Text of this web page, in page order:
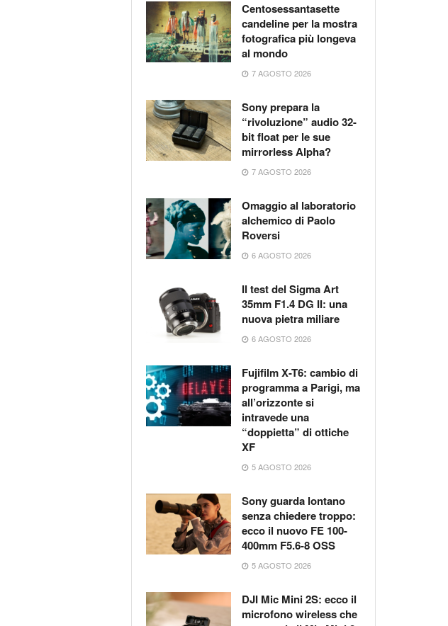
Centosessantasette
candeline per la mostra
fotografica più longeva
al mondo
7 AGOSTO 2026
Sony prepara la
“rivoluzione” audio 32-
bit float per le sue
mirrorless Alpha?
7 AGOSTO 2026
Omaggio al laboratorio
alchemico di Paolo
Roversi
6 AGOSTO 2026
Il test del Sigma Art
35mm F1.4 DG II: una
nuova pietra miliare
6 AGOSTO 2026
Fujifilm X-T6: cambio di
programma a Parigi, ma
all’orizzonte si
intravede una
“doppietta” di ottiche
XF
5 AGOSTO 2026
Sony guarda lontano
senza chiedere troppo:
ecco il nuovo FE 100-
400mm F5.6-8 OSS
5 AGOSTO 2026
DJI Mic Mini 2S: ecco il
microfono wireless che